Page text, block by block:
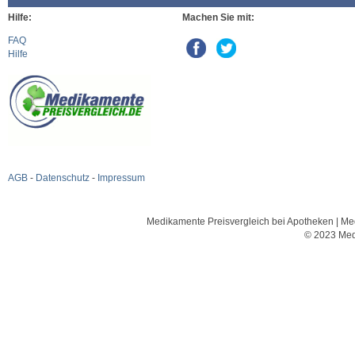
Hilfe:
FAQ
Hilfe
AGB - Datenschutz - Impressum
Machen Sie mit:
Medikamente Preisvergleich bei Apotheken |
© 2023